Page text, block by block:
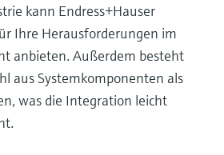
kann Endress+Hauser
Ihre Herausforderungen im
anbieten. Außerdem besteht
aus Systemkomponenten als
was die Integration leicht